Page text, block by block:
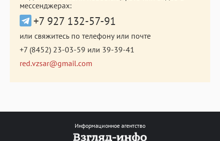
мессенджерах:
+7 927 132-57-91
или свяжитесь по телефону или почте
+7 (8452) 23-03-59 или 39-39-41
red.vzsar@gmail.com
Информационное агентство